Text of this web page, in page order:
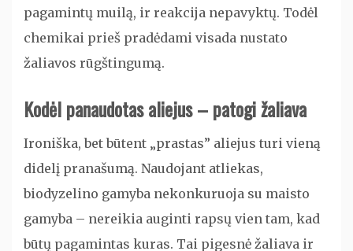
pagamintų muilą, ir reakcija nepavyktų. Todėl
chemikai prieš pradėdami visada nustato
žaliavos rūgštingumą.
Kodėl panaudotas aliejus – patogi žaliava
Ironiška, bet būtent „prastas” aliejus turi vieną
didelį pranašumą. Naudojant atliekas,
biodyzelino gamyba nekonkuruoja su maisto
gamyba – nereikia auginti rapsų vien tam, kad
būtų pagamintas kuras. Tai pigesnė žaliava ir